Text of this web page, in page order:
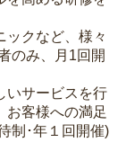
ックなど、様々
のみ、月1回開
いサービスを行
お客様への満足
制･年１回開催)